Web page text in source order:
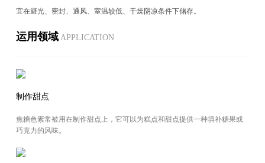
宜在避光、密封、通风、室温较低、干燥阴凉条件下储存。
运用领域 AP­PLI­CA­TION
制作甜点
焦糖色素常被用在制作甜点上，它可以为糕点和甜点提供一种填补糖果或
巧克力的风味。